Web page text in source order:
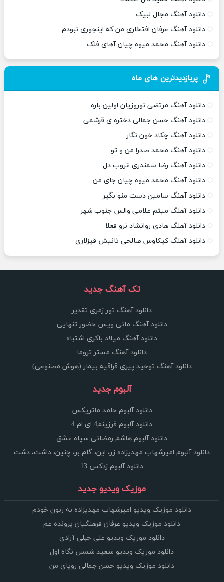
دانلود آهنگ مجال لبیک
دانلود آهنگ عرفان افتخاری من که اینجوری نبودم
دانلود آهنگ محمد میوه چیان آهای فلک
پربازدیدترین های ماه
دانلود آهنگ مرتضی نوروزیان اولین باره
دانلود آهنگ حسن جمالی دختره ی قرشمی
دانلود آهنگ چکاد خون نگار
دانلود آهنگ محمد صدرا من و تو
دانلود آهنگ رضا سمندری غروب دل
دانلود آهنگ محمد میوه چیان جای من
دانلود آهنگ سامین دست منو بگیر
دانلود آهنگ میثم غلامی والس جنوب شهر
دانلود آهنگ هادی روانشاد نرو فعلا
دانلود آهنگ کیکاوس صالحی تانیش قیزلاری
تک آهنگ جدید
دانلود آهنگ تور زمری تقدیر
دانلود آهنگ مانی ویس حضور تنهایی
دانلود آهنگ میلاد باکری اشتباه
دانلود آهنگ مستر تروما
دانلود آهنگ توحید پیری قراقیه بیمار (هوش مصنوعی)
آلبوم جدید
دانلود آلبوم حامد ماتریکس
دانلود آلبوم فرزینم4 ای ام 4
دانلود آلبوم هاشم رمضانی سپاه عشق
دانلود آلبوم امیرشهاب مهدیزاده زر، این، گام بر، چنین، داشت، دشت
دانلود آلبوم زدکس 13
موزیک ویدیو جدید
دانلود موزیک ویدیو امیرشهاب مهدیزاده به زبون خودم
دانلود موزیک ویدیو عرفان فرهنگیان پرونده غم
دانلود موزیک ویدیو علی جبلی آزادی
دانلود موزیک ویدیو سعید شمس نگاه اول
دانلود موزیک ویدیو حسن جمالی رویای من